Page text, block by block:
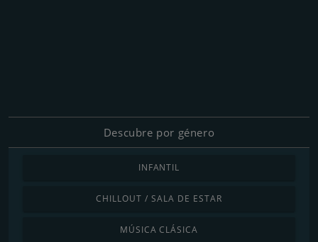
Descubre por género
INFANTIL
CHILLOUT / SALA DE ESTAR
MÚSICA CLÁSICA